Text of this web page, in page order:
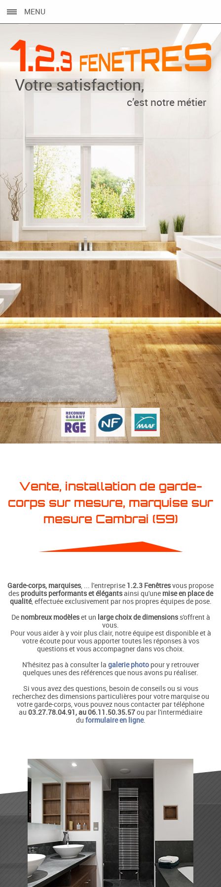
MENU
Votre satisfaction,
c’est notre métier
Vente, installation de garde-
corps sur mesure, marquise sur
mesure Cambrai (59)
Garde-corps, marquises, ... l'entreprise 1.2.3 Fenêtresvous propose
des produits performants et élégantsainsi qu'unemise en place de
qualité, effectuée exclusivement par nos propres équipes de pose.
De nombreux modèleset un large choix de dimensionss'offrent à
vous.
Pour vous aider à y voir plus clair, notre équipe est disponible et à
votre écoute pour vous apporter toutes les réponses à vos
questions et vous accompagner dans vos choix.
N'hésitez pas à consulter la galerie photopour y retrouver
quelques unes des références que nous avons pu réaliser.
Si vous avez des questions, besoin de conseils ou si vous
recherchez des dimensions particulières pour votre marquise ou
votre garde-corps, vous pouvez nous contacter par téléphone
au 03.27.78.04.91, au 06.11.50.35.57ou par l'intermédiaire
du formulaire en ligne.